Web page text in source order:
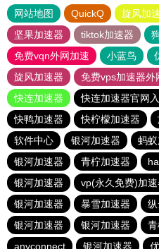
网站地图 QuickQ 旋风加
坚果加速器
tiktok加速器
免费vqn外网加速
小蓝鸟
旋风加速器
免费vps加速器外
快连加速器
快连加速器官网
快鸭加速器
快柠檬加速器
软件中心
银河加速器 蚂
银河加速器
青柠加速器
银河加速器
vp(永久免费)加速
银河加速器
暴雪加速器
银河加速器
银河加速器
anyconnect
银河加速器